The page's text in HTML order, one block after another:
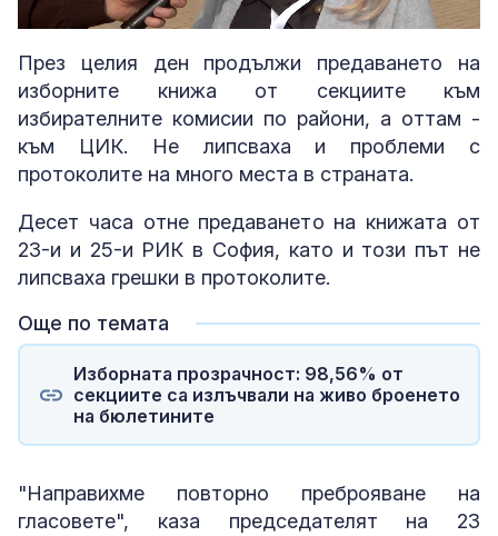
Unmute Loaded
39.10%
През целия ден продължи предаването на
изборните книжа от секциите към
избирателните комисии по райони, а оттам -
към ЦИК. Не липсваха и проблеми с
протоколите на много места в страната.
Десет часа отне предаването на книжата от
23-и и 25-и РИК в София, като и този път не
липсваха грешки в протоколите.
Още по темата
Изборната прозрачност: 98,56% от
секциите са излъчвали на живо броенето
на бюлетините
"Направихме повторно преброяване на
гласовете", каза председателят на 23